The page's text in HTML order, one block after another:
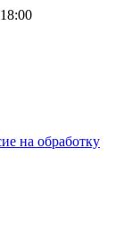
на обработку